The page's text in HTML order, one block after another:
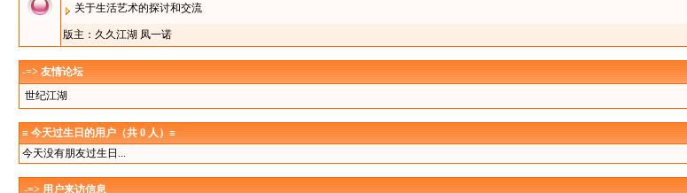
关于生活艺术的探讨和交流
版主： 久久江湖 凤一诺
-=> 友情论坛
世纪江湖
≡ 今天过生日的用户（共 0 人）≡
今天没有朋友过生日...
-=> 用户来访信息